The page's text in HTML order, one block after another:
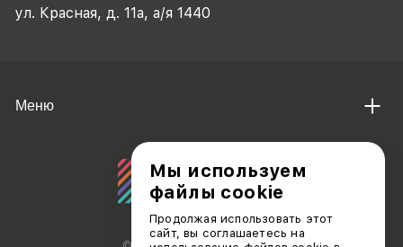
ул. Красная, д. 11а, а/я 1440
Меню
Мы используем
файлы cookie
Продолжая использовать этот
сайт, вы соглашаетесь на